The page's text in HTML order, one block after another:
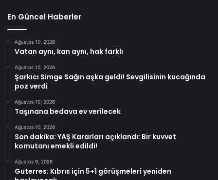
En Güncel Haberler
Ağustos 10, 2026
Vatan aynı, kan aynı, hak farklı
Ağustos 10, 2026
Şarkıcı Simge Sağın aşka geldi! Sevgilisinin kucağında
poz verdi
Ağustos 10, 2026
Taşınana bedava ev verilecek
Ağustos 10, 2026
Son dakika: YAŞ Kararları açıklandı: Bir kuvvet
komutanı emekli edildi!
Ağustos 9, 2026
Guterres: Kıbrıs için 5+1 görüşmeleri yeniden